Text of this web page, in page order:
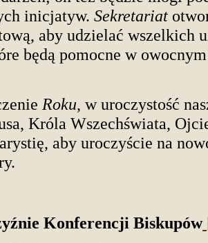
inicjatyw. Sekretariat
aby udzielać wszelkich
będą pomocne w
Roku, w uroczystość
Króla Wszechświata,
aby uroczyście na
Konferencji Biskupów